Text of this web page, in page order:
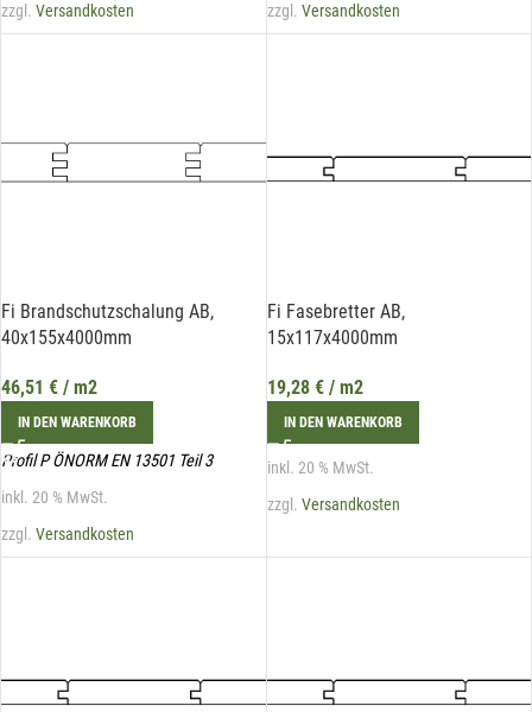
zzgl. Versandkosten
zzgl. Versandkosten
Fi Brandschutzschalung AB,
40x155x4000mm
46,51 € / m2
IN DEN WARENKORB
Profil P ÖNORM EN 13501 Teil 3
inkl. 20 % MwSt.
zzgl. Versandkosten
Fi Fasebretter AB,
15x117x4000mm
19,28 €/ m2
IN DEN WARENKORB
inkl. 20 % MwSt.
zzgl. Versandkosten